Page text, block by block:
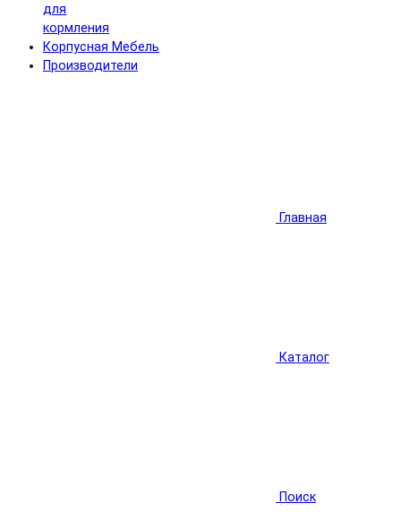
для
кормления
Корпусная Мебель
Производители
Главная
Каталог
Поиск